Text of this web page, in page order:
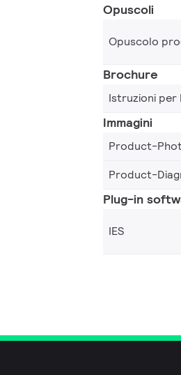
Opuscoli
Opuscolo
Brochure
Istruzioni per
Immagini
Product-
Product-
Plug-in
IES